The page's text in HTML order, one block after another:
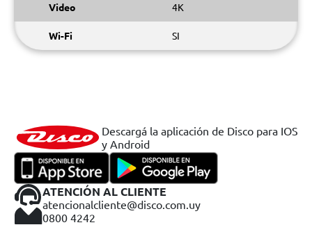
Video 4K
Wi-Fi SI
Descargá la aplicación de Disco para IOS
y Android
ATENCIÓN AL CLIENTE
atencionalcliente@disco.com.uy
0800 4242